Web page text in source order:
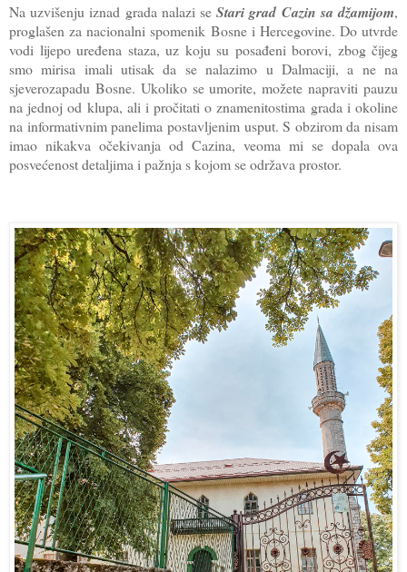
Na uzvišenju iznad grada nalazi seStari grad Cazin sa džamijom,
proglašen za nacionalni spomenik Bosne i Hercegovine. Do utvrde
vodi lijepo uređena staza, uz koju su posađeni borovi, zbog čijeg
smo mirisa imali utisak da se nalazimo u Dalmaciji, a ne na
sjeverozapadu Bosne. Ukoliko se umorite, možete napraviti pauzu
na jednoj od klupa, ali i pročitati o znamenitostima grada i okoline
na informativnim panelima postavljenim usput. S obzirom da nisam
imao nikakva očekivanja od Cazina, veoma mi se dopala ova
posvećenost detaljima i pažnja s kojom se održava prostor.